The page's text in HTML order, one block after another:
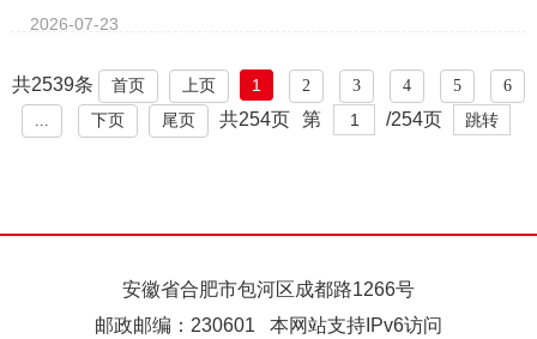
公告
2026-07-23
共2539条 首页 上页 1 2 3 4 5
6
...
下页 尾页 共254页 第 /254页
安徽省合肥市包河区成都路1266号
邮政邮编：230601 本网站支持IPv6访问